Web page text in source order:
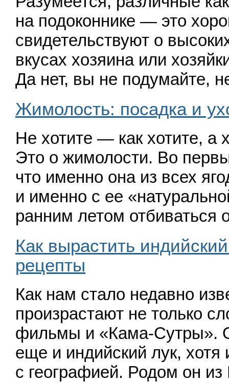
на подоконнике — это
свидетельствуют о
вкусах хозяина или
Да нет, вы не подумайте,
Жимолость: посадка и
Не хотите — как хотите, а
Это о жимолости. Во
что именно она из всех
и именно с ее «
ранним летом отбиваться
Как вырастить
рецепты
Как нам стало недавно
произрастают не только
фильмы и «Кама-Сутры».
еще и индийский лук, хотя
с географией. Родом он